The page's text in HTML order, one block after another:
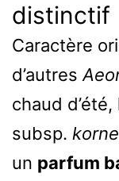
distinctif
Caractère
d’autres
chaud
subsp.
un parfum